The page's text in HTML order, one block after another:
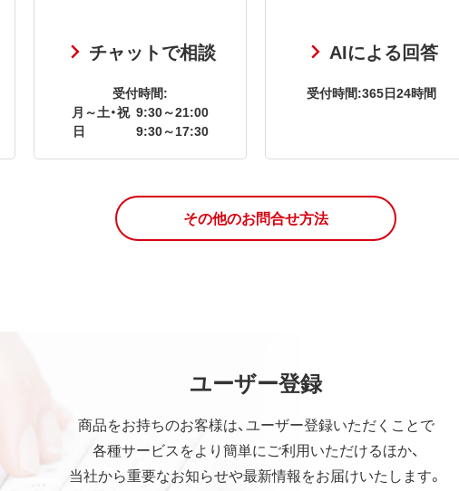
チャットで相談
受付時間:
月～土・祝 9:30～21:00
日
9:30～17:30
AIによる回答
受付時間:365日24時間
その他のお問合せ方法
ユーザー登録
商品をお持ちのお客様は、ユーザー登録いただくことで
各種サービスをより簡単にご利用いただけるほか、
当社から重要なお知らせや最新情報をお届けいたします。